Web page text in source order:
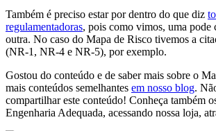
Também é preciso estar por dentro do que diz
regulamentadoras, pois como vimos, uma pode
outra. No caso do Mapa de Risco tivemos a
(NR-1, NR-4 e NR-5), por exemplo.
Gostou do conteúdo e de saber mais sobre o
mais conteúdos semelhantes em nosso blog.
compartilhar este conteúdo! Conheça também
Engenharia Adequada, acessando nossa loja,